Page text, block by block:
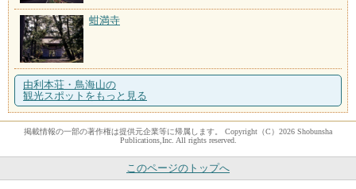
蚶満寺
由利本荘・鳥海山の
観光スポットをもっと見る
掲載情報の一部の著作権は提供元企業等に帰属します。 Copyright（C）2026 Shobunsha
Publications,Inc. All rights reserved.
このページのトップへ